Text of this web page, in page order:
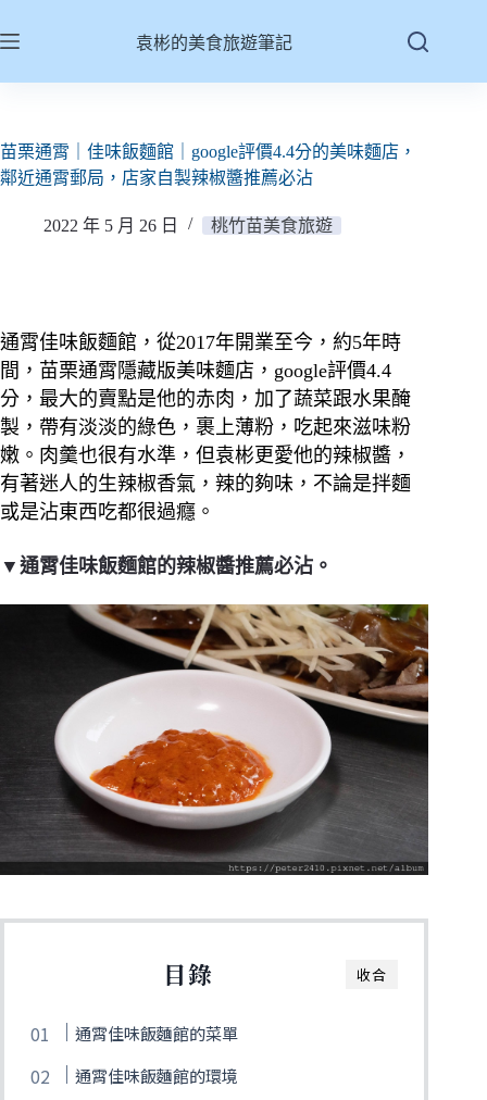
至
容
袁彬的美食旅遊筆記
苗栗通霄｜佳味飯麵館｜google評價4.4分的美味麵店，
鄰近通霄郵局，店家自製辣椒醬推薦必沾
2022 年 5 月 26 日 桃竹苗美食旅遊
通霄佳味飯麵館，從2017年開業至今，約5年時
間，苗栗通霄隱藏版美味麵店，google評價4.4
分，最大的賣點是他的赤肉，加了蔬菜跟水果醃
製，帶有淡淡的綠色，裹上薄粉，吃起來滋味粉
嫩。肉羹也很有水準，但袁彬更愛他的辣椒醬，
有著迷人的生辣椒香氣，辣的夠味，不論是拌麵
或是沾東西吃都很過癮。
▼通霄佳味飯麵館的辣椒醬推薦必沾。
收合
目錄
通霄佳味飯麵館的菜單
通霄佳味飯麵館的環境